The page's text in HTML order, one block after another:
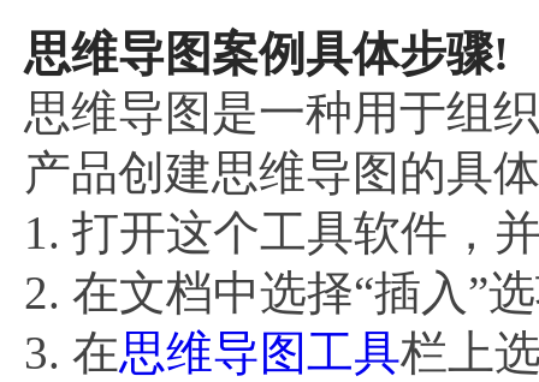
思维导图案例具体步骤!
思维导图是一种用于组
产品创建思维导图的具
1. 打开这个工具软件，
2. 在文档中选择“插入”
3. 在思维导图工具栏上